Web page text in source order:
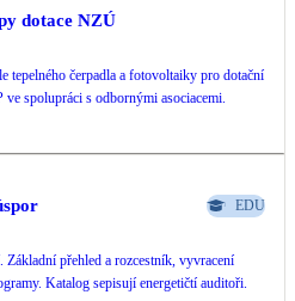
vody
NEW
dotace NZÚ
tepelného čerpadla a fotovoltaiky pro dotační
spolupráci s odbornými asociacemi.
EDU
Základní přehled a rozcestník, vyvracení
Katalog sepisují energetičtí auditoři.